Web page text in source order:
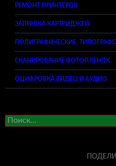
РЕМОНТ ПРИНТЕРОВ
ЗАПРАВКА КАРТРИДЖЕЙ
ПОЛИГРАФИЧЕСКИЕ,
СКАНИРОВАНИЕ ФОТОПЛЕНОК
ОЦИФРОВКА ВИДЕО И АУДИО
Найти: